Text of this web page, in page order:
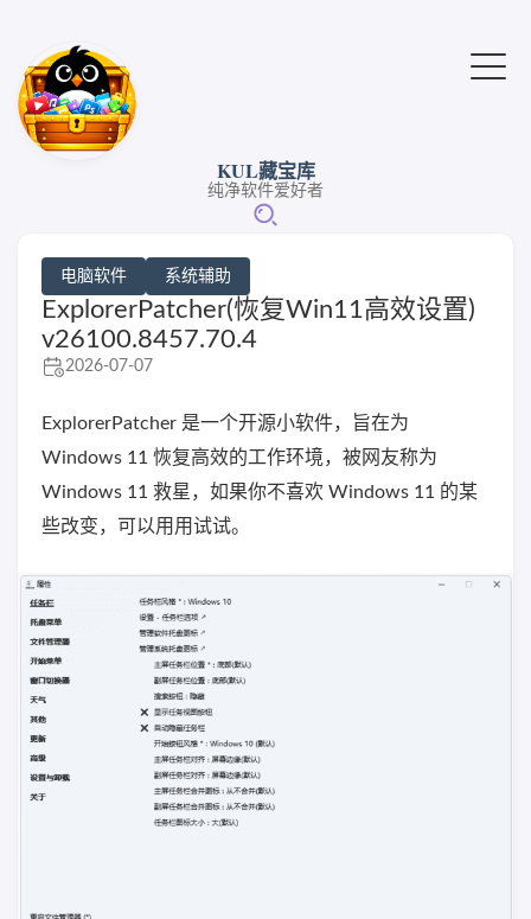
KUL藏宝库
纯净软件爱好者
电脑软件 系统辅助
ExplorerPatcher(恢复Win11高效设置)
v26100.8457.70.4
2026-07-07
ExplorerPatcher 是一个开源小软件，旨在为
Windows 11 恢复高效的工作环境，被网友称为
Windows 11 救星，如果你不喜欢 Windows 11 的某
些改变，可以用用试试。